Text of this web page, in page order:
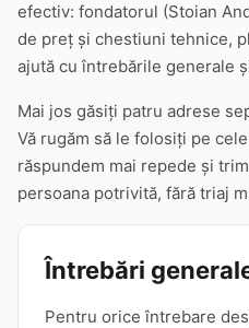
efectiv: fondatorul (Stoian
de preț și chestiuni tehnice,
ajută cu întrebările generale
Mai jos găsiți patru adrese
Vă rugăm să le folosiți pe
răspundem mai repede și
persoana potrivită, fără triaj
Întrebări
Pentru orice întrebare